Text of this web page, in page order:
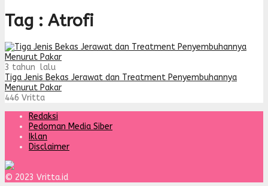
Tag : Atrofi
3 tahun lalu
Tiga Jenis Bekas Jerawat dan Treatment Penyembuhannya
Menurut Pakar
446 Vritta
Redaksi
Pedoman Media Siber
Iklan
Disclaimer
© 2023 Vritta.id